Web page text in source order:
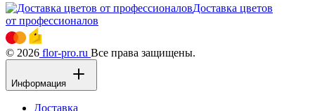
Доставка цветов
от профессионалов
© 2026 flor-pro.ru Все права защищены.
Информация
Доставка